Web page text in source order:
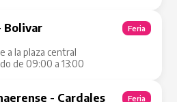
Bolivar
a la plaza central
de 09:00 a 13:00
Feria
- Cardales Feria